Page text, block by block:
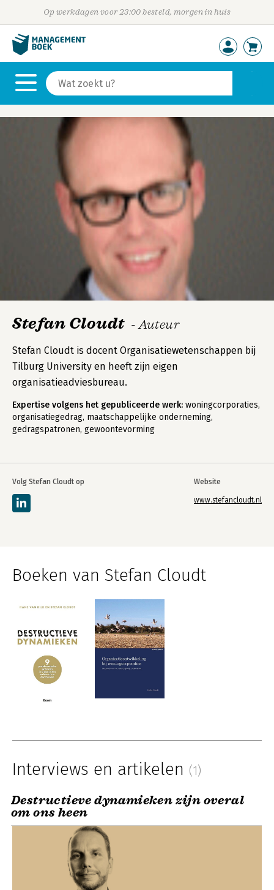
Op werkdagen voor 23:00 besteld, morgen in huis
Volg Stefan Cloudt op Website
www.stefancloudt.nl
Stefan Cloudt - Auteur
Stefan Cloudt is docent Organisatiewetenschappen bij
Tilburg University en heeft zijn eigen
organisatieadviesbureau.
Expertise volgens het gepubliceerde werk: woningcorporaties,
organisatiegedrag, maatschappelijke onderneming,
gedragspatronen, gewoontevorming
Boeken van Stefan Cloudt
Interviews en artikelen (1)
Destructieve dynamieken zijn overal
om ons heen